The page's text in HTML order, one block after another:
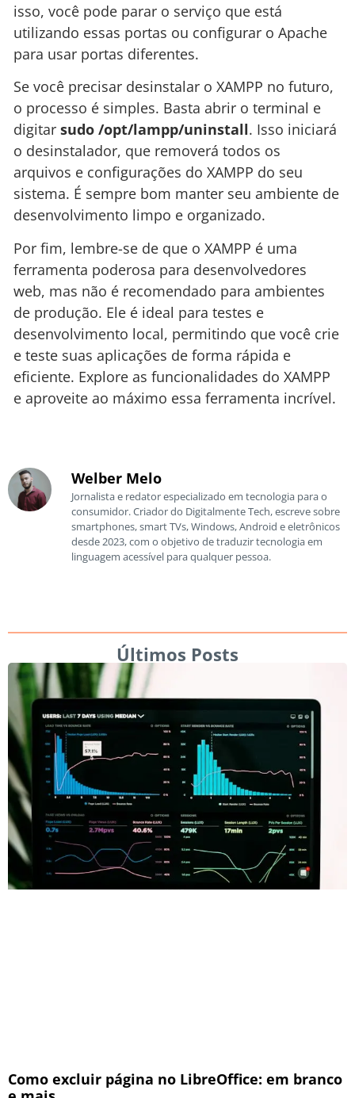
isso, você pode parar o serviço que está
utilizando essas portas ou configurar o Apache
para usar portas diferentes.
Se você precisar desinstalar o XAMPP no futuro,
o processo é simples. Basta abrir o terminal e
digitar sudo /opt/lampp/uninstall. Isso iniciará
o desinstalador, que removerá todos os
arquivos e configurações do XAMPP do seu
sistema. É sempre bom manter seu ambiente de
desenvolvimento limpo e organizado.
Por fim, lembre-se de que o XAMPP é uma
ferramenta poderosa para desenvolvedores
web, mas não é recomendado para ambientes
de produção. Ele é ideal para testes e
desenvolvimento local, permitindo que você crie
e teste suas aplicações de forma rápida e
eficiente. Explore as funcionalidades do XAMPP
e aproveite ao máximo essa ferramenta incrível.
Welber Melo
Jornalista e redator especializado em tecnologia para o
consumidor. Criador do Digitalmente Tech, escreve sobre
smartphones, smart TVs, Windows, Android e eletrônicos
desde 2023, com o objetivo de traduzir tecnologia em
linguagem acessível para qualquer pessoa.
Últimos Posts
Como excluir página no LibreOffice: em branco